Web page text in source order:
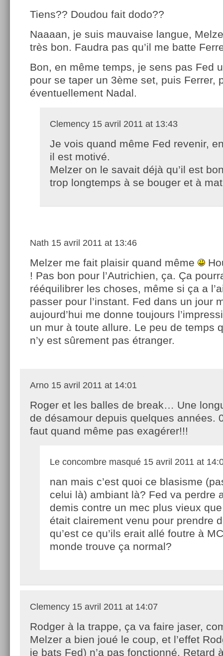
Tiens?? Doudou fait dodo??
Naaaan, je suis mauvaise langue,
très bon. Faudra pas qu’il me batte
Bon, en même temps, je sens pas Fed
pour se taper un 3ème set, puis Ferrer,
éventuellement Nadal.
Clemency 15 avril 2011 at 13:43
Je vois quand même Fed revenir,
il est motivé.
Melzer on le savait déjà qu’il est
trop longtemps à se bouger et à
Nath 15 avril 2011 at 13:46
Melzer me fait plaisir quand même
! Pas bon pour l’Autrichien, ça. Ça
rééquilibrer les choses, même si ça a
passer pour l’instant. Fed dans un jour
aujourd’hui me donne toujours
un mur à toute allure. Le peu de temps
n’y est sûrement pas étranger.
Arno 15 avril 2011 at 14:01
Roger et les balles de break… Une
de désamour depuis quelques années.
faut quand même pas exagérer!!!
Le concombre masqué 15 avril 2011 at
nan mais c’est quoi ce blasisme
celui là) ambiant là? Fed va perdre
demis contre un mec plus vieux
était clairement venu pour prendre
qu’est ce qu’ils erait allé foutre à
monde trouve ça normal?
Clemency 15 avril 2011 at 14:07
Rodger à la trappe, ça va faire jaser,
Melzer a bien joué le coup, et l’effet
je bats Fed) n’a pas fonctionné. Retard